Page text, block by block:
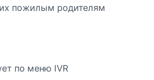
пожилым родителям
по меню IVR